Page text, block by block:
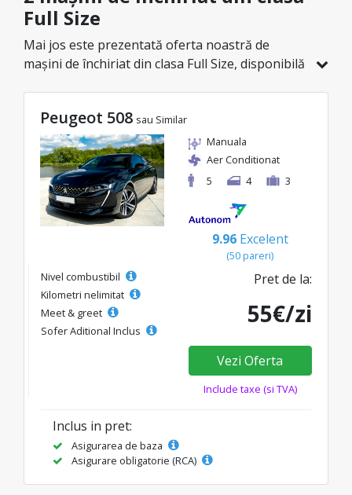
Full Size
Mai jos este prezentată oferta noastră de
mașini de închiriat din clasa Full Size, disponibilă
ideal din categoria selectată, cu prețuri
avantajoase ce pornesc de la doar 55€/zi.
Peugeot 508 sau Similar
Manuala
Aer Conditionat
5
4 3
9.96 Excelent
(50 pareri)
Nivel combustibil
Kilometri nelimitat
Meet & greet
Sofer Aditional Inclus
Pret de la:
55€/zi
Vezi Oferta
Include taxe (si TVA)
Inclus in pret:
Asigurarea de baza
Asigurare obligatorie (RCA)